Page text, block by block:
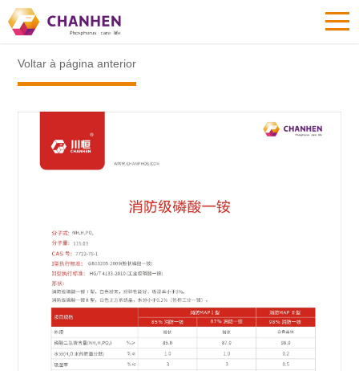
Voltar à página anterior